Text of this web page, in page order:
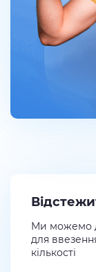
Ми можемо
для
кількості